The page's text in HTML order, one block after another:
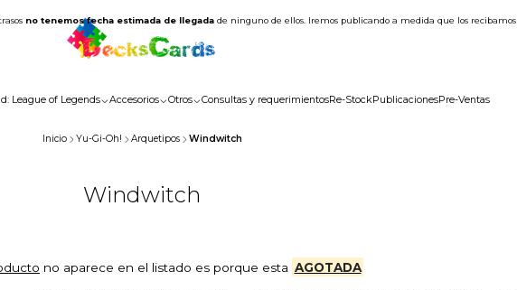
League of Legends Accesorios Otros Consultas y requerimientosRe-StockPublicacionesPre-Ventas
no tenemos fecha estimada de llegadade ninguno de ellos. Iremos publicando a medida que los recibamos
Inicio Yu-Gi-Oh! Arquetipos Windwitch
Windwitch
no aparece en el listado es porque esta AGOTADA